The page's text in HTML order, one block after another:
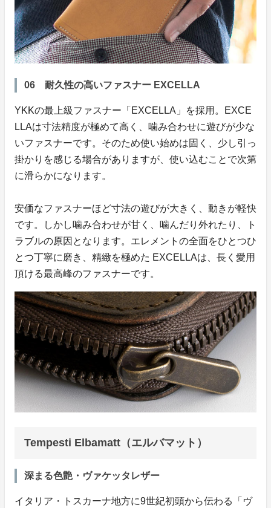
06 耐久性の高いファスナー EXCELLA
YKKの最上級ファスナー「EXCELLA」を採用。EXCE
LLAは寸法精度が極めて高く、噛み合わせに遊びが少な
いファスナーです。そのため使い始めは固く、少し引っ
掛かりを感じる場合がありますが、使い込むことで次第
に滑らかになります。
安価なファスナーほど寸法の遊びが大きく、動きが軽快
です。しかし噛み合わせが甘く、噛んだり外れたり、ト
ラブルの原因となります。エレメントの全面をひとつひ
とつ丁寧に磨き、精緻を極めた EXCELLAは、長く愛用
頂ける最高峰のファスナーです。
Tempesti Elbamatt（エルバマット）
深まる色艶・ヴァケッタレザー
イタリア・トスカーナ地方に9世紀初頭から伝わる「ヴ